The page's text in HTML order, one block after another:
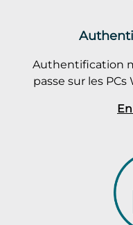
Authentification
passe sur les